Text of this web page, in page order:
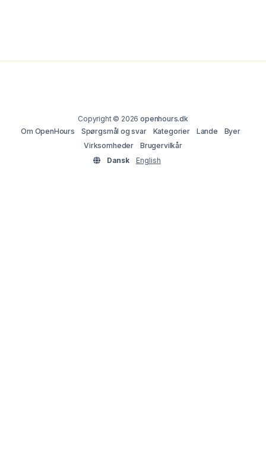
Copyright © 2026openhours.dk
Om OpenHours
Spørgsmål og svar Kategorier Lande
Byer
Virksomheder
Brugervilkår
Dansk
English